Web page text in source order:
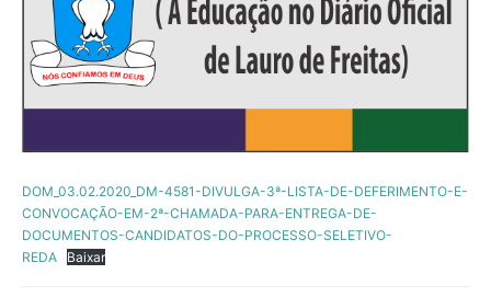
DOM_03.02.2020_DM-4581-DIVULGA-3ª-LISTA-DE-DEFERIMENTO-E-
CONVOCAÇÃO-EM-2ª-CHAMADA-PARA-ENTREGA-DE-
DOCUMENTOS-CANDIDATOS-DO-PROCESSO-SELETIVO-
REDA
Baixar